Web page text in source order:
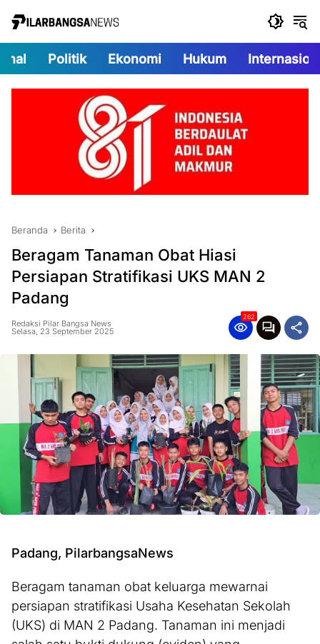
Politik Ekonomi Hukum
Beranda Berita
Beragam Tanaman Obat Hiasi
Persiapan Stratifikasi UKS MAN 2
Padang
Redaksi Pilar Bangsa News
Selasa, 23 September 2025
262
Padang, PilarbangsaNews
Beragam tanaman obat keluarga mewarnai
persiapan stratifikasi Usaha Kesehatan Sekolah
(UKS) di MAN 2 Padang. Tanaman ini menjadi